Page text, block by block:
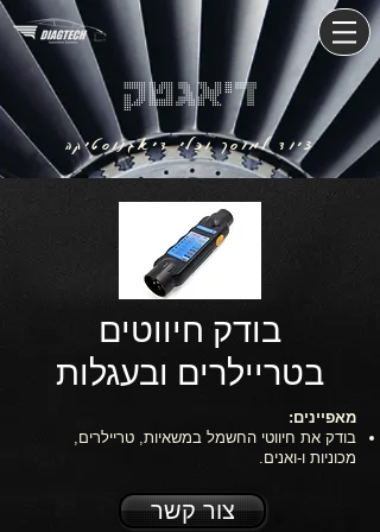
דיאגטק
ציוד למוסך וכלי דיאגנוסטיקה
בודק חיווטים
בטריילרים ובעגלות
מאפיינים:
בודק את חיווטי החשמל במשאיות, טריילרים,
מכוניות ו-ואנים.
צור קשר